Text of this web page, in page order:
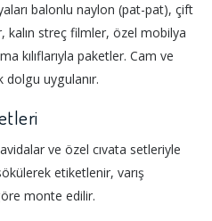
balonlu naylon (pat-pat), çift
kalın streç filmler, özel mobilya
kılıflarıyla paketler. Cam ve
uygulanır.
ve özel cıvata setleriyle
etiketlenir, varış
monte edilir.